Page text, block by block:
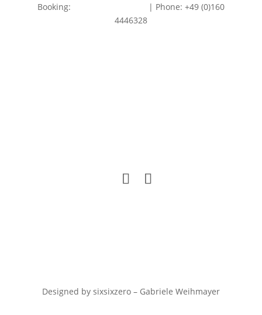
Booking:
| Phone: +49 (0)160
4446328
Designed by sixsixzero – Gabriele Weihmayer